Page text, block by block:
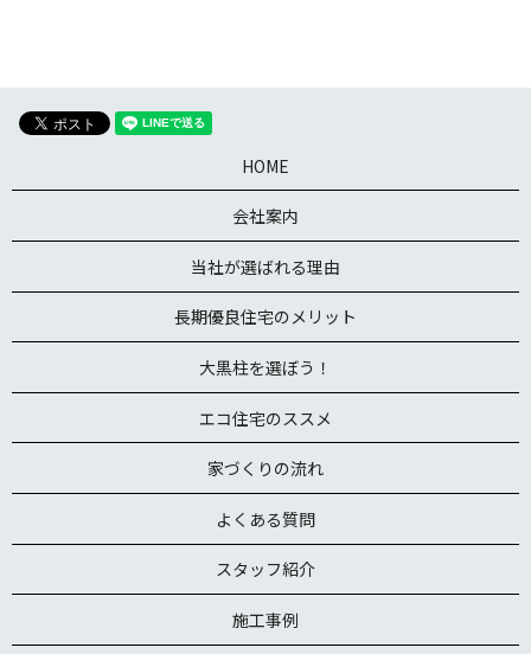
HOME
会社案内
当社が選ばれる理由
長期優良住宅のメリット
大黒柱を選ぼう！
エコ住宅のススメ
家づくりの流れ
よくある質問
スタッフ紹介
施工事例